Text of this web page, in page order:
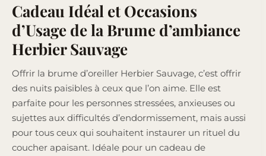
Cadeau Idéal et Occasions
d’Usage de la Brume d’ambiance
Herbier Sauvage
Offrir la brume d’oreiller Herbier Sauvage, c’est offrir
des nuits paisibles à ceux que l’on aime. Elle est
parfaite pour les personnes stressées, anxieuses ou
sujettes aux difficultés d’endormissement, mais aussi
pour tous ceux qui souhaitent instaurer un rituel du
coucher apaisant. Idéale pour un cadeau de